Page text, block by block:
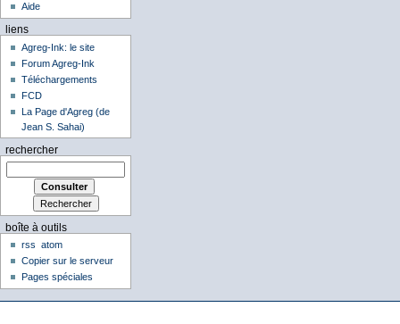
Aide
liens
Agreg-Ink: le site
Forum Agreg-Ink
Téléchargements
FCD
La Page d'Agreg (de
Jean S. Sahai)
rechercher
boîte à outils
rss
atom
Copier sur le serveur
Pages spéciales